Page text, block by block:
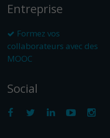
Entreprise
Formez vos
collaborateurs avec des
MOOC
Social